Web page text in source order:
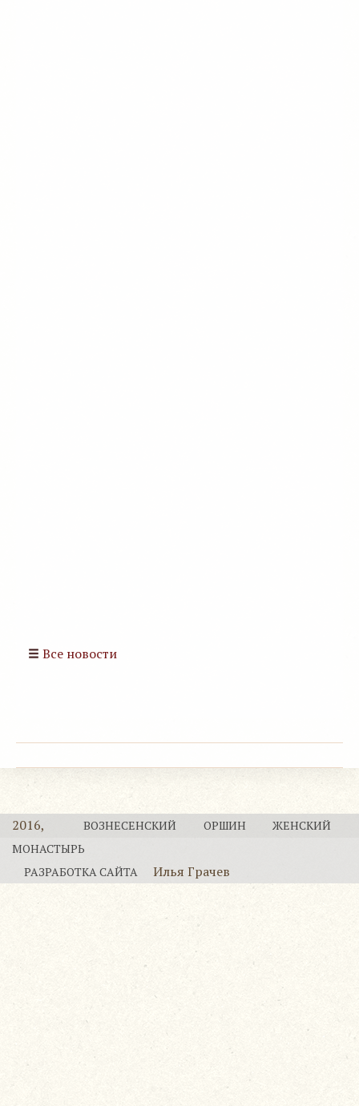
Все новости
2016,
ВОЗНЕСЕНСКИЙ ОРШИН ЖЕНСКИЙ
МОНАСТЫРЬ
РАЗРАБОТКА САЙТА
Илья Грачев